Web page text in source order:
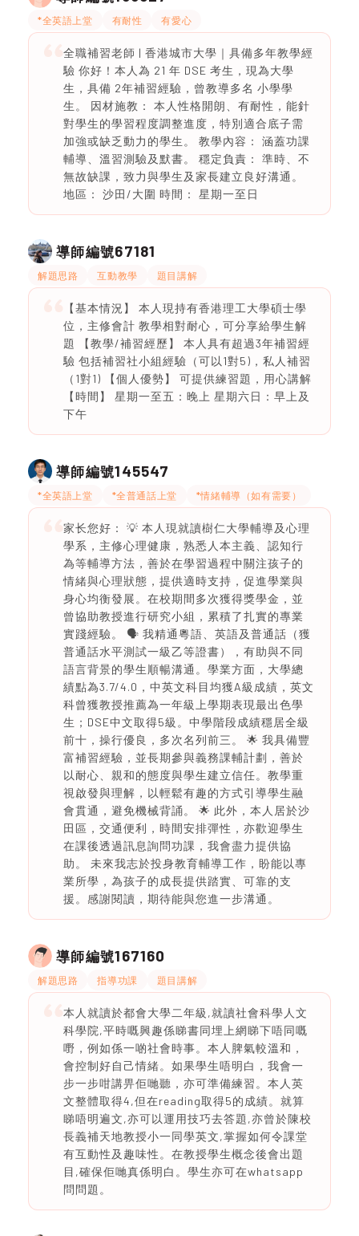
*全英語上堂 有耐性 有愛心
全職補習老師 | 香港城市大學｜具備多年教學經
驗 你好！本人為 21 年 DSE 考生，現為大學
生，具備 2年補習經驗，曾教導多名 小學學
生。 因材施教： 本人性格開朗、有耐性，能針
對學生的學習程度調整進度，特別適合底子需
加強或缺乏動力的學生。 教學內容： 涵蓋功課
輔導、溫習測驗及默書。 穩定負責： 準時、不
無故缺課，致力與學生及家長建立良好溝通。
地區： 沙田/大圍 時間： 星期一至日
導師編號67181
解題思路 互動教學 題目講解
【基本情況】 本人現持有香港理工大學碩士學
位，主修會計 教學相對耐心，可分享給學生解
題 【教學/補習經歷】 本人具有超過3年補習經
驗 包括補習社小組經驗（可以1對5)，私人補習
（1對1) 【個人優勢】 可提供練習題，用心講解
【時間】 星期一至五：晚上 星期六日：早上及
下午
導師編號145547
*全英語上堂 *全普通話上堂 *情緒輔導（如有需要）
家长您好： 💡 本人現就讀樹仁大學輔導及心理
學系，主修心理健康，熟悉人本主義、認知行
為等輔導方法，善於在學習過程中關注孩子的
情緒與心理狀態，提供適時支持，促進學業與
身心均衡發展。在校期間多次獲得獎學金，並
曾協助教授進行研究小組，累積了扎實的專業
實踐經驗。 🗣️ 我精通粵語、英語及普通話（獲
普通話水平測試一級乙等證書），有助與不同
語言背景的學生順暢溝通。學業方面，大學總
績點為3.7/4.0，中英文科目均獲A級成績，英文
科曾獲教授推薦為一年級上學期表現最出色學
生；DSE中文取得5級。中學階段成績穩居全級
前十，操行優良，多次名列前三。 🌟 我具備豐
富補習經驗，並長期參與義務課輔計劃，善於
以耐心、親和的態度與學生建立信任。教學重
視啟發與理解，以輕鬆有趣的方式引導學生融
會貫通，避免機械背誦。 🌟 此外，本人居於沙
田區，交通便利，時間安排彈性，亦歡迎學生
在課後透過訊息詢問功課，我會盡力提供協
助。 未來我志於投身教育輔導工作，盼能以專
業所學，為孩子的成長提供踏實、可靠的支
援。感謝閱讀，期待能與您進一步溝通。
導師編號167160
解題思路 指導功課 題目講解
本人就讀於都會大學二年級,就讀社會科學人文
科學院,平時嘅興趣係睇書同埋上網睇下唔同嘅
嘢，例如係一啲社會時事。本人脾氣較溫和，
會控制好自己情緒。如果學生唔明白，我會一
步一步咁講畀佢哋聽，亦可準備練習。本人英
文整體取得4,但在reading取得5的成績。就算
睇唔明遍文,亦可以運用技巧去答題,亦曾於陳校
長義補天地教授小一同學英文,掌握如何令課堂
有互動性及趣味性。在教授學生概念後會出題
目,確保佢哋真係明白。學生亦可在whatsapp
問問題。